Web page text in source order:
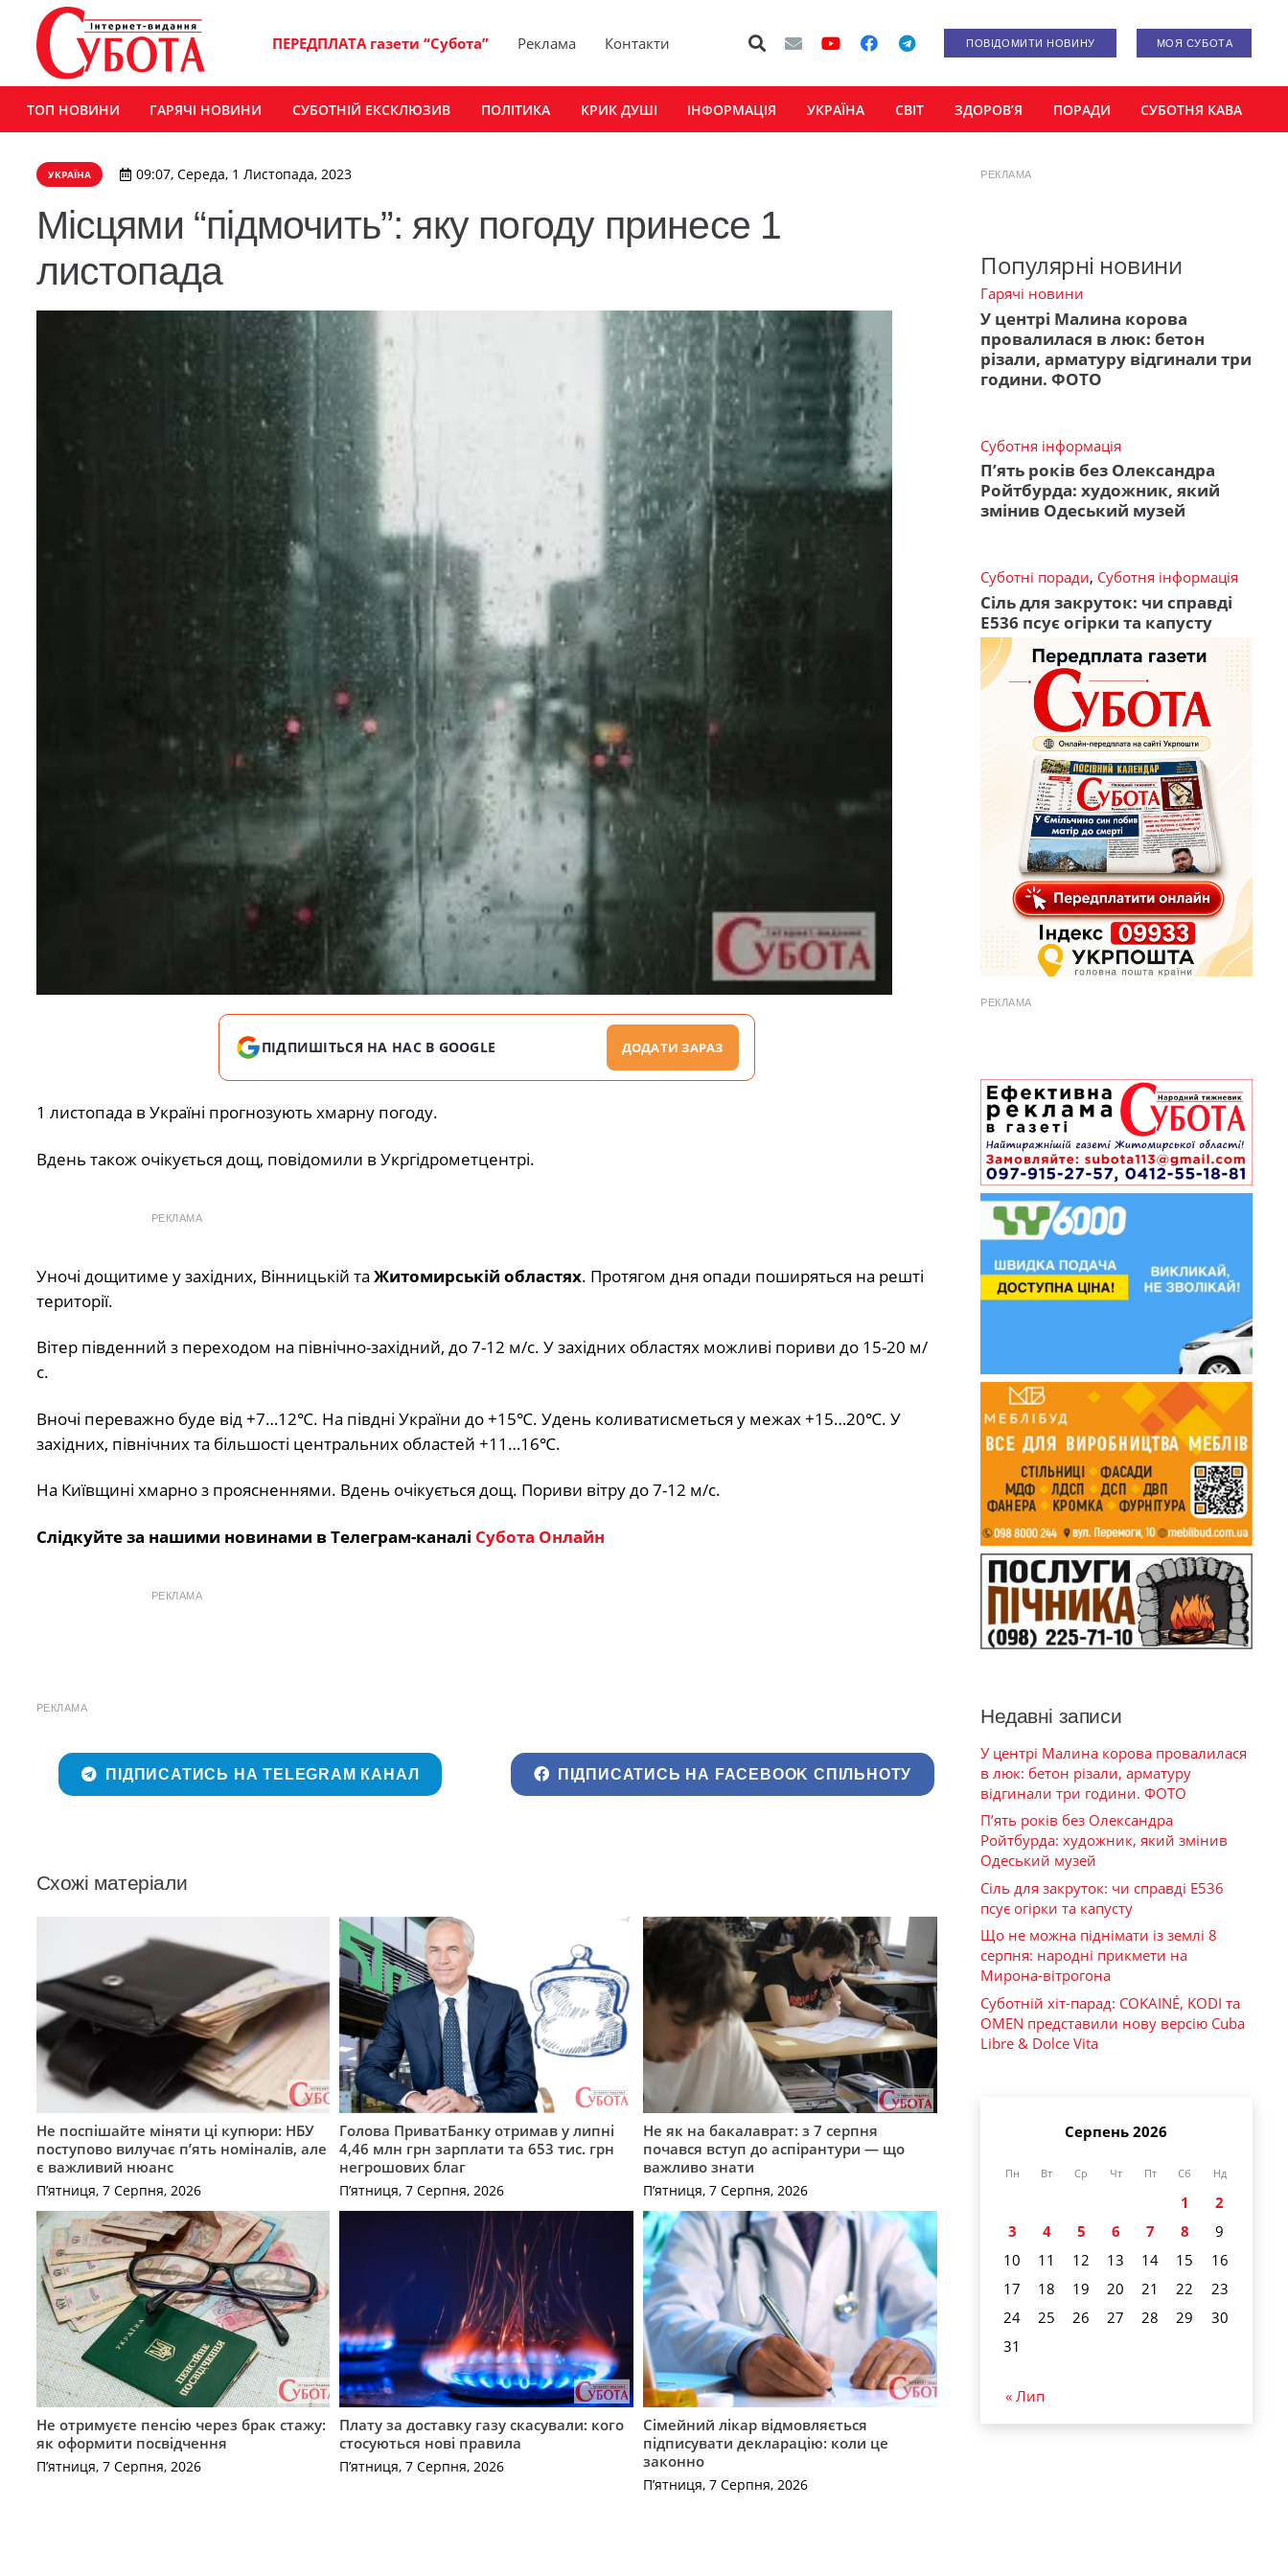
ПЕРЕДПЛАТА газети “Субота” Реклама Контакти ПОВІДОМИТИ НОВИНУ МОЯ СУБОТА
ТОП НОВИНИ ГАРЯЧІ НОВИНИ СУБОТНІЙ ЕКСКЛЮЗИВ ПОЛІТИКА КРИК ДУШІ ІНФОРМАЦІЯ УКРАЇНА СВІТ ЗДОРОВ’Я ПОРАДИ СУБОТНЯ КАВА
УКРАЇНА 09:07, Середа, 1 Листопада, 2023
Місцями “підмочить”: яку погоду принесе 1
листопада
ПІДПИШІТЬСЯ НА НАС В GOOGLE ДОДАТИ ЗАРАЗ
1 листопада в Україні прогнозують хмарну погоду.
Вдень також очікується дощ, повідомили в Укргідрометцентрі.
РЕКЛАМА
Уночі дощитиме у західних, Вінницькій та Житомирській областях. Протягом дня опади поширяться на решті
території.
Вітер південний з переходом на північно-західний, до 7-12 м/с. У західних областях можливі пориви до 15-20 м/
с.
Вночі переважно буде від +7…12℃. На півдні України до +15℃. Удень коливатисметься у межах +15…20℃. У
західних, північних та більшості центральних областей +11…16℃.
На Київщині хмарно з проясненнями. Вдень очікується дощ. Пориви вітру до 7-12 м/с.
Слідкуйте за нашими новинами в Телеграм-каналі Субота Онлайн
РЕКЛАМА
РЕКЛАМА
ПІДПИСАТИСЬ НА TELEGRAM КАНАЛ ПІДПИСАТИСЬ НА FACEBOOK СПІЛЬНОТУ
Схожі матеріали
Не поспішайте міняти ці купюри: НБУ
поступово вилучає п’ять номіналів, але
є важливий нюанс
П’ятниця, 7 Серпня, 2026
Голова ПриватБанку отримав у липні
4,46 млн грн зарплати та 653 тис. грн
негрошових благ
П’ятниця, 7 Серпня, 2026
Не як на бакалаврат: з 7 серпня
почався вступ до аспірантури — що
важливо знати
П’ятниця, 7 Серпня, 2026
Не отримуєте пенсію через брак стажу:
як оформити посвідчення
П’ятниця, 7 Серпня, 2026
Плату за доставку газу скасували: кого
стосуються нові правила
П’ятниця, 7 Серпня, 2026
Сімейний лікар відмовляється
підписувати декларацію: коли це
законно
П’ятниця, 7 Серпня, 2026
РЕКЛАМА
Популярні новини
Гарячі новини
У центрі Малина корова
провалилася в люк: бетон
різали, арматуру відгинали три
години. ФОТО
Суботня інформація
П’ять років без Олександра
Ройтбурда: художник, який
змінив Одеський музей
Суботні поради, Суботня інформація
Сіль для закруток: чи справді
Е536 псує огірки та капусту
РЕКЛАМА
Недавні записи
У центрі Малина корова провалилася
в люк: бетон різали, арматуру
відгинали три години. ФОТО
П’ять років без Олександра
Ройтбурда: художник, який змінив
Одеський музей
Сіль для закруток: чи справді Е536
псує огірки та капусту
Що не можна піднімати із землі 8
серпня: народні прикмети на
Мирона-вітрогона
Суботній хіт-парад: COKAINÉ, KODI та
OMEN представили нову версію Cuba
Libre & Dolce Vita
Серпень 2026
Пн Вт Ср Чт Пт Сб Нд
1
2
3
4 5 6 7 8
9
10
11 12 13 14 15
16
17
18 19 20 21 22
23
24
25 26 27 28 29
30
31
« Лип